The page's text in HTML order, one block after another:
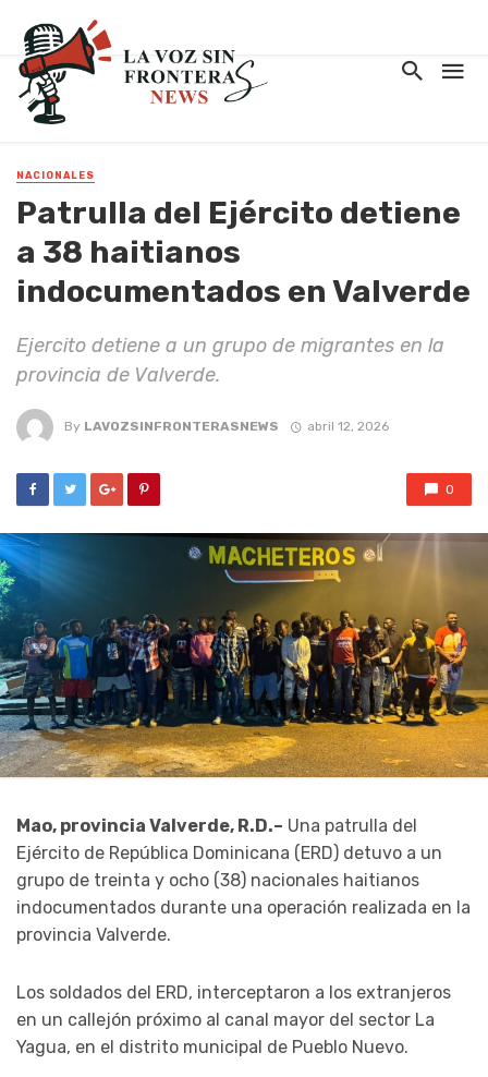
NACIONALES
Patrulla del Ejército detiene
a 38 haitianos
indocumentados en Valverde
Ejercito detiene a un grupo de migrantes en la
provincia de Valverde.
By LAVOZSINFRONTERASNEWS abril 12, 2026
0
Mao, provincia Valverde, R.D.– Una patrulla del
Ejército de República Dominicana (ERD) detuvo a un
grupo de treinta y ocho (38) nacionales haitianos
indocumentados durante una operación realizada en la
provincia Valverde.
Los soldados del ERD, interceptaron a los extranjeros
en un callejón próximo al canal mayor del sector La
Yagua, en el distrito municipal de Pueblo Nuevo.